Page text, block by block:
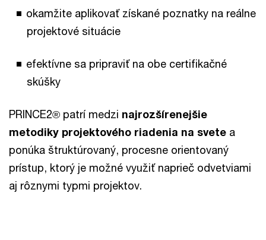
okamžite aplikovať získané poznatky na reálne
projektové situácie
efektívne sa pripraviť na obe certifikačné
skúšky
PRINCE2® patrí medzi najrozšírenejšie
metodiky projektového riadenia na svete a
ponúka štruktúrovaný, procesne orientovaný
prístup, ktorý je možné využiť naprieč odvetviami
aj rôznymi typmi projektov.